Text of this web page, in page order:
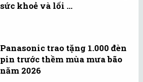
sức khoẻ và lối ...
Panasonic trao tặng 1.000 đèn
pin trước thềm mùa mưa bão
năm 2026